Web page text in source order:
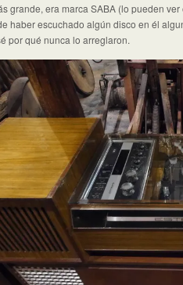
grande, era marca SABA (lo pueden
haber escuchado algún disco en él
por qué nunca lo arreglaron.